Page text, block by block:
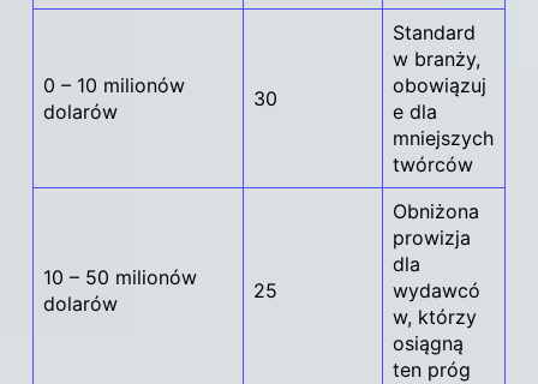
0 – 10 milionów
dolarów
30
Standard
w branży,
obowiązuj
e dla
mniejszych
twórców
10 – 50 milionów
dolarów
25
Obniżona
prowizja
dla
wydawcó
w, którzy
osiągną
ten próg